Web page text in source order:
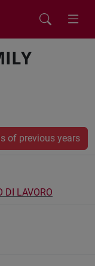
of previous years
DI LAVORO